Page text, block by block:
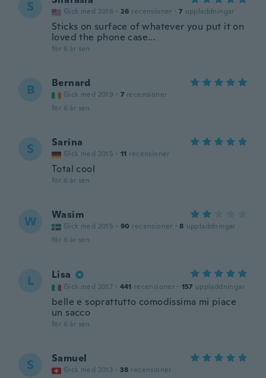
S Gick med 2016 · 26 recensioner · 7 uppladdningar
Sticks on surface of whatever you put it on
loved the phone case...
för 6 år sen
B Bernard
Gick med 2019 · 7 recensioner
för 6 år sen
S Sarina
Gick med 2015 · 11 recensioner
Total cool
för 6 år sen
W Wasim
Gick med 2015 · 90 recensioner · 8 uppladdningar
för 6 år sen
L Lisa
Gick med 2017 · 441 recensioner · 157 uppladdningar
belle e soprattutto comodissima mi piace
un sacco
för 6 år sen
S Samuel
Gick med 2013 · 38 recensioner